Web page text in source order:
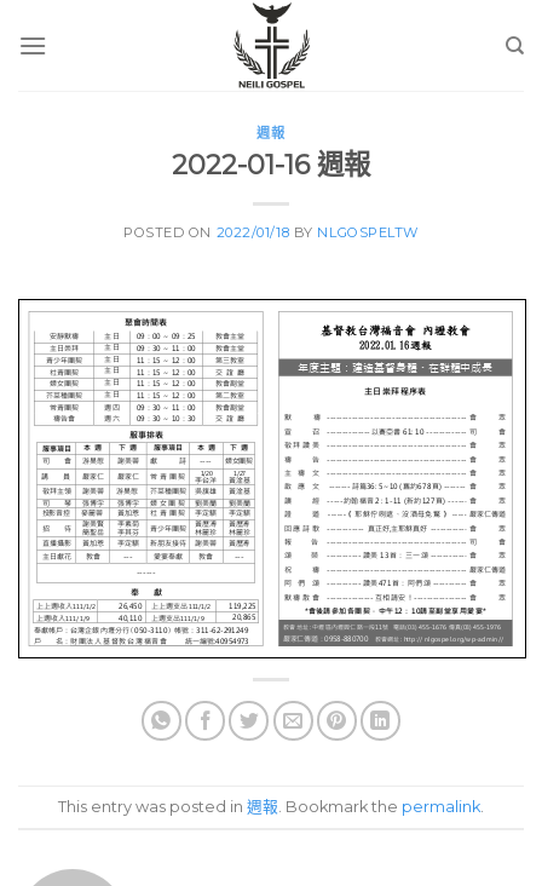
週報
2022-01-16 週報
POSTED ON 2022/01/18 BY NLGOSPELTW
This entry was posted in 週報 . Bookmark the permalink